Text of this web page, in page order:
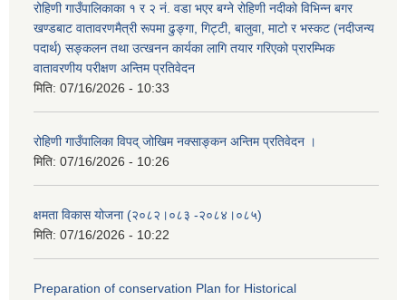
रोहिणी गाउँपालिकाका १ र २ नं. वडा भएर बग्ने रोहिणी नदीको विभिन्न बगर
खण्डबाट वातावरणमैत्री रूपमा ढुङ्गा, गिट्टी, बालुवा, माटो र भस्कट (नदीजन्य
पदार्थ) सङ्कलन तथा उत्खनन कार्यका लागि तयार गरिएको प्रारम्भिक
वातावरणीय परीक्षण अन्तिम प्रतिवेदन
मिति: 07/16/2026 - 10:33
रोहिणी गाउँपालिका विपद् जोखिम नक्साङ्कन अन्तिम प्रतिवेदन ।
मिति: 07/16/2026 - 10:26
क्षमता विकास योजना (२०८२।०८३‍ -२०८४।०८५)
मिति: 07/16/2026 - 10:22
Preparation of conservation Plan for Historical